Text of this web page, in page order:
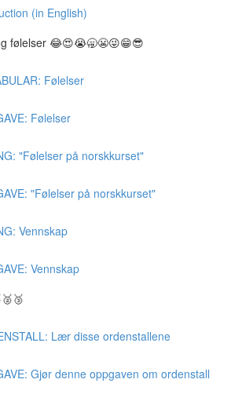
(in English)
følelser 😂😍😭🥱😬😜😁😎
Følelser
Følelser
"Følelser på norskkurset"
"Følelser på norskkurset"
Vennskap
Vennskap
Lær disse ordenstallene
Gjør denne oppgaven om ordenstall